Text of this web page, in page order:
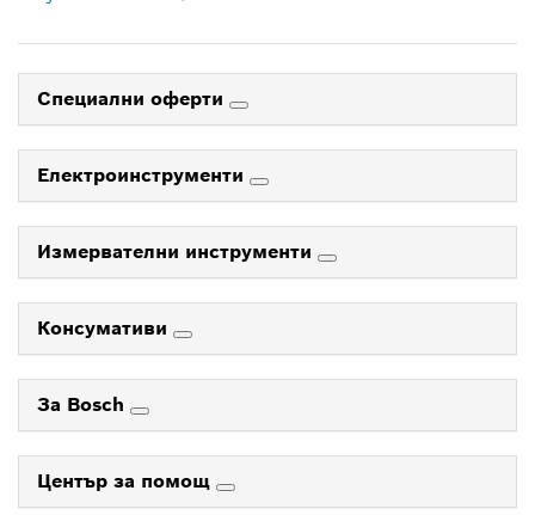
Специални оферти
Електроинструменти
Измервателни инструменти
Консумативи
За Bosch
Център за помощ